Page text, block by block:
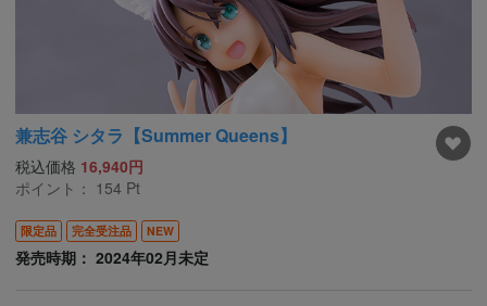
兼志谷 シタラ【Summer Queens】
税込価格 16,940円
ポイント： 154 Pt
限定品 完全受注品 NEW
発売時期： 2024年02月未定